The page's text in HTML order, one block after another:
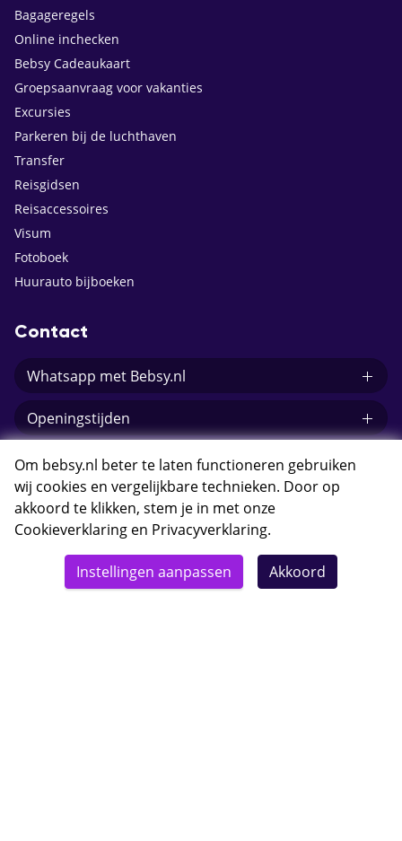
Bagageregels
Online inchecken
Bebsy Cadeaukaart
Groepsaanvraag voor vakanties
Excursies
Parkeren bij de luchthaven
Transfer
Reisgidsen
Reisaccessoires
Visum
Fotoboek
Huurauto bijboeken
Contact
Whatsapp met Bebsy.nl
Openingstijden
E-mail Bebsy.nl
© 2026 Bebsy.nl
Om bebsy.nl beter te laten functioneren gebruiken
wij cookies en vergelijkbare technieken. Door op
akkoord te klikken, stem je in met onze
Cookieverklaring en Privacyverklaring.
Instellingen aanpassen Akkoord